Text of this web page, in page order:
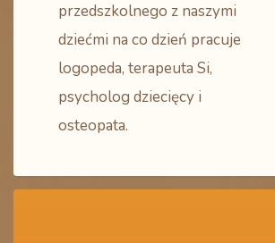
przedszkolnego z naszymi
dziećmi na co dzień pracuje
logopeda, terapeuta Si,
psycholog dziecięcy i
osteopata.